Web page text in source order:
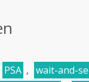
PSA , wait-and-